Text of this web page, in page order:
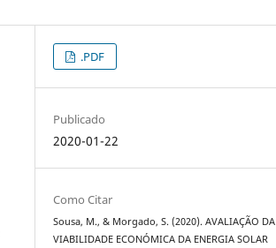
.PDF
Publicado
2020-01-22
Como Citar
Sousa, M., & Morgado, S. (2020). AVALIAÇÃO DA
VIABILIDADE ECONÓMICA DA ENERGIA SOLAR